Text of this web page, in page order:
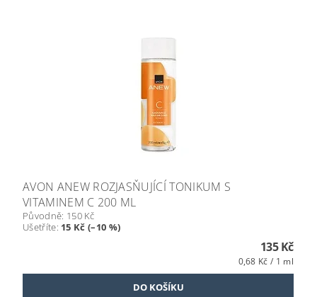
AVON ANEW ROZJASŇUJÍCÍ TONIKUM S
VITAMINEM C 200 ML
Původně: 150 Kč
Ušetříte: 15 Kč (–10 %)
135 Kč
0,68 Kč / 1 ml